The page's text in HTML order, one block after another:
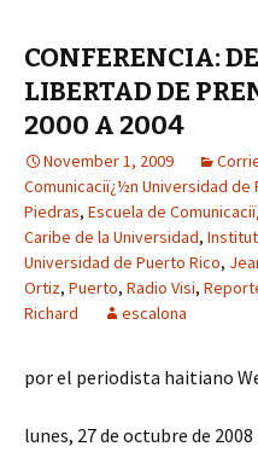
CONFERENCIA:
LIBERTAD DE
2000 A 2004
November 1, 2009
Comunicaciï¿½n Universidad
Piedras, Escuela de
Caribe de la Universidad,
Universidad de Puerto Rico,
Ortiz, Puerto, Radio Visi,
Richard
escalona
por el periodista haitiano
lunes, 27 de octubre de 2008